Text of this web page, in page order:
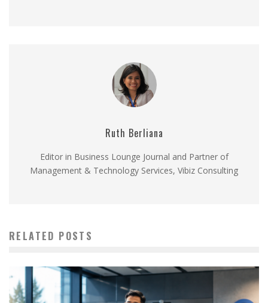
Ruth Berliana
Editor in Business Lounge Journal and Partner of
Management & Technology Services, Vibiz Consulting
RELATED POSTS